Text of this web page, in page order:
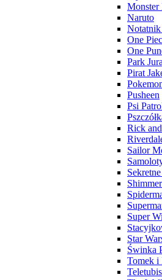
Monster
Naruto
One
One
Park
Pirat
Pusheen
Psi
Rick
Sailor
Super
Star
Świnka
Tomek i